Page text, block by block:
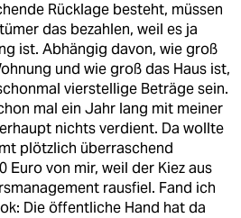
Rücklage besteht, müssen
das bezahlen, weil es ja
ist. Abhängig davon, wie groß
und wie groß das Haus ist,
vierstellige Beträge sein.
mal ein Jahr lang mit meiner
nichts verdient. Da wollte
plötzlich überraschend
Euro von mir, weil der Kiez aus
rausfiel. Fand ich
Die öffentliche Hand hat da